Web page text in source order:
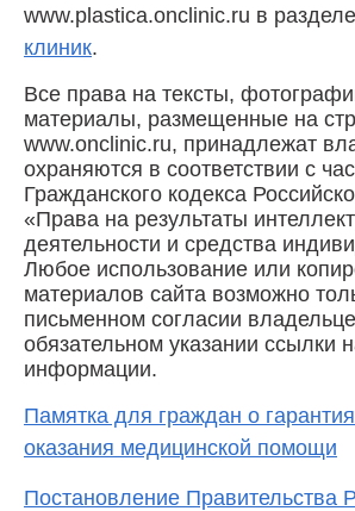
www.plastica.onclinic.ru в разделе
клиник.
Все права на тексты,
материалы, размещенные на
www.onclinic.ru, принадлежат
охраняются в соответствии с
Гражданского кодекса
«Права на результаты
деятельности и средства
Любое использование или
материалов сайта возможно
письменном согласии
обязательном указании ссылки
информации.
Памятка для граждан о
оказания медицинской помощи
Постановление Правительства